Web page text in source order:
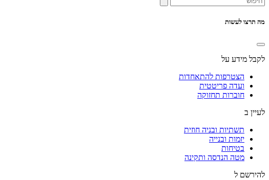
מה תרצו לעשות
לקבל מידע על
הצטרפות להתאחדות
ועדה פריטטית
חוברות תחזוקה
לעיין ב
תשתיות ובניה חוזית
יזמות ובנייה
בטיחות
מטה הנדסה ותקינה
להירשם ל